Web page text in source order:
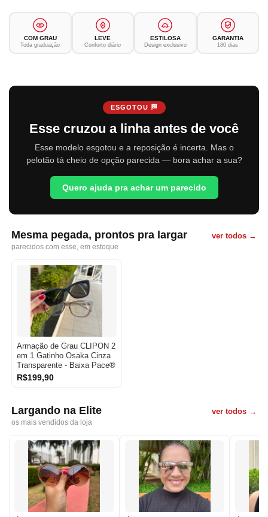
COM GRAU
Toda graduação
LEVE
Conforto diário
ESTILOSA
Design exclusivo
GARANTIA
180 dias
ESGOTOU 🏁
Esse cruzou a linha antes de você
Esse modelo esgotou e a reposição é incerta. Mas o
pelotão tá cheio de opção parecida — bora achar a sua?
Quero ajuda pra achar um parecido
Mesma pegada, prontos pra largar
parecidos com esse, em estoque
ver todos →
Armação de Grau CLIPON 2
em 1 Gatinho Osaka Cinza
Transparente - Baixa Pace®
R$199,90
Largando na Elite
os mais vendidos da loja
ver todos →